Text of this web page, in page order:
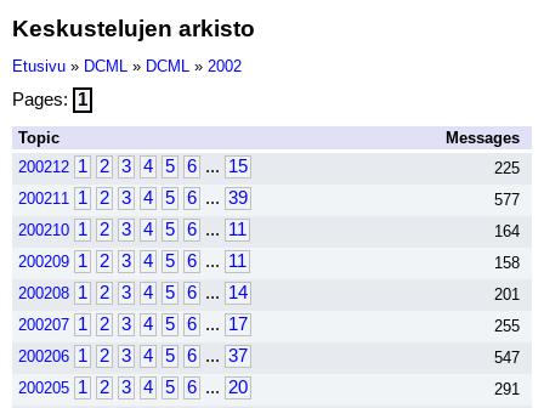
Keskustelujen arkisto
Etusivu » DCML » DCML » 2002
Pages: 1
Topic
Messages
200212 1 2 3 4 5 6 ... 15
225
200211 1 2 3 4 5 6 ... 39
577
200210 1 2 3 4 5 6 ... 11
164
200209 1 2 3 4 5 6 ... 11
158
200208 1 2 3 4 5 6 ... 14
201
200207 1 2 3 4 5 6 ... 17
255
200206 1 2 3 4 5 6 ... 37
547
200205 1 2 3 4 5 6 ... 20
291